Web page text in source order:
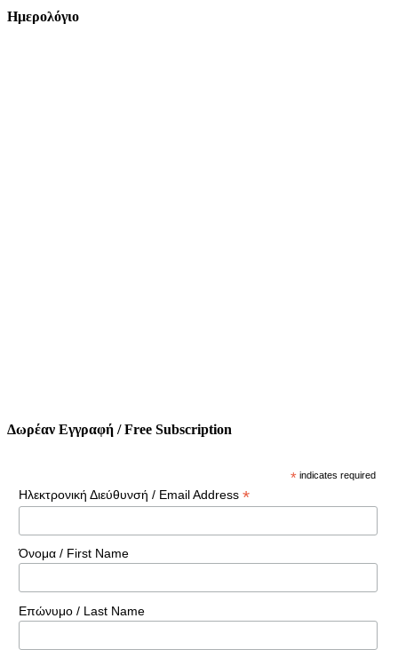
Ημερολόγιο
Δωρέαν Εγγραφή / Free Subscription
* indicates required
Ηλεκτρονική Διεύθυνσή / Email Address *
Όνομα / First Name
Επώνυμο / Last Name